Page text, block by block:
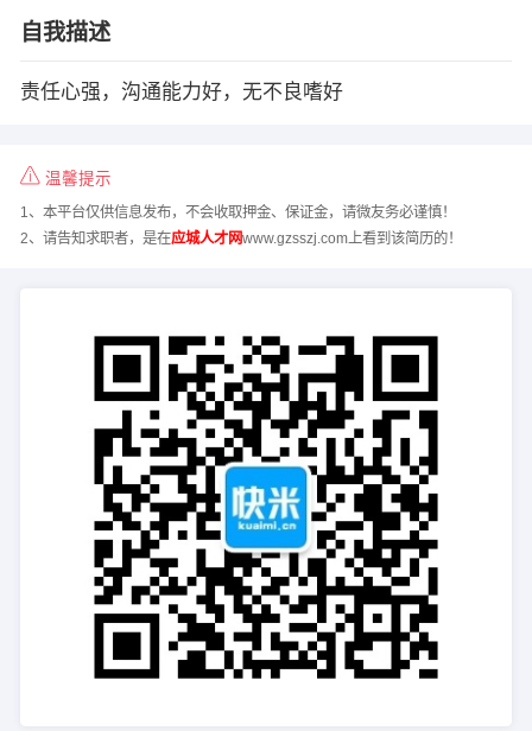
自我描述
责任心强，沟通能力好，无不良嗜好
温馨提示
1、本平台仅供信息发布，不会收取押金、保证金，请微友务必谨慎！
2、请告知求职者，是在应城人才网www.gzsszj.com上看到该简历的！